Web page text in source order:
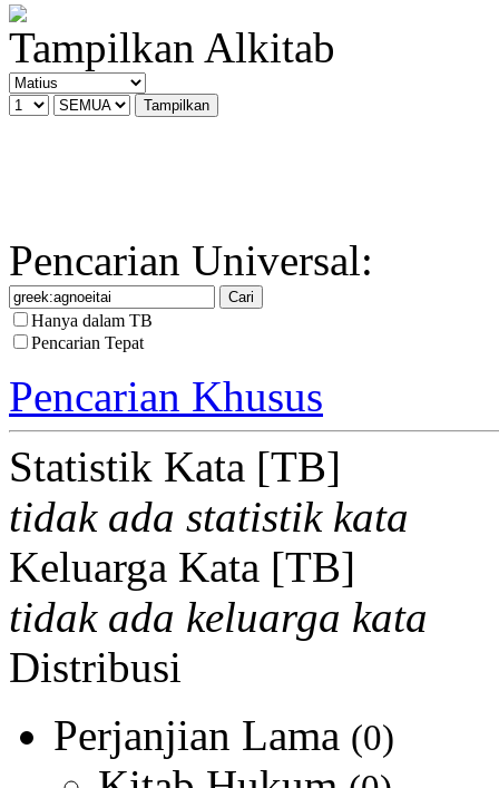
Tampilkan Alkitab
Pencarian Universal:
Hanya dalam TB
Pencarian Tepat
Pencarian Khusus
Statistik Kata [TB]
tidak ada statistik kata
Keluarga Kata [TB]
tidak ada keluarga kata
Distribusi
Perjanjian Lama (0)